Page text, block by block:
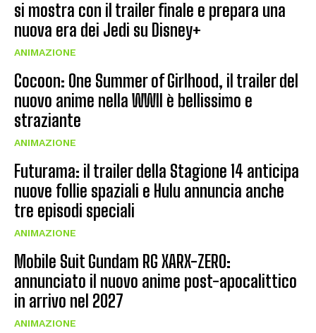
si mostra con il trailer finale e prepara una
nuova era dei Jedi su Disney+
ANIMAZIONE
Cocoon: One Summer of Girlhood, il trailer del
nuovo anime nella WWII è bellissimo e
straziante
ANIMAZIONE
Futurama: il trailer della Stagione 14 anticipa
nuove follie spaziali e Hulu annuncia anche
tre episodi speciali
ANIMAZIONE
Mobile Suit Gundam RG XARX-ZERO:
annunciato il nuovo anime post-apocalittico
in arrivo nel 2027
ANIMAZIONE